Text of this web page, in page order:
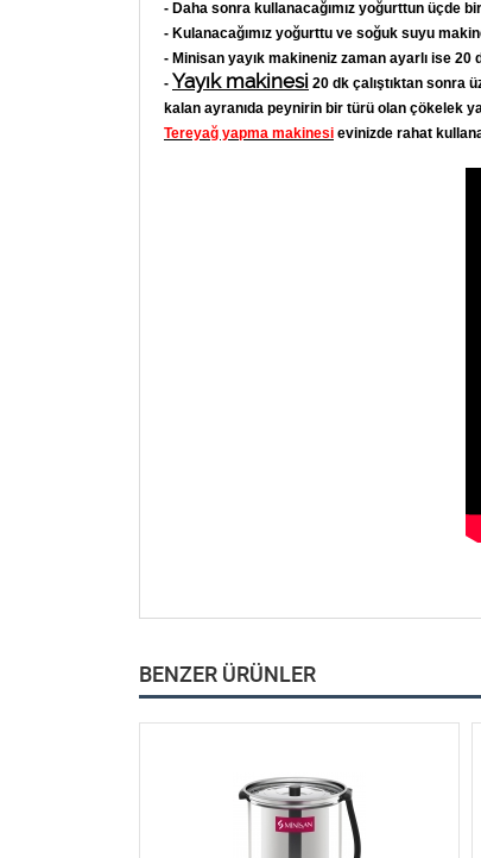
- Daha sonra kullanacağımız yoğurttun üçde
- Kulanacağımız yoğurttu ve soğuk suyu
- Minisan yayık makineniz zaman ayarlı ise
- Yayık makinesi 20 dk çalıştıktan sonra
kalan ayranıda peynirin bir türü olan çökelek
Tereyağ yapma makinesi evinizde rahat
BENZER ÜRÜNLER